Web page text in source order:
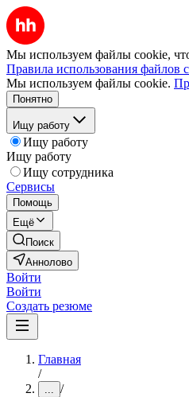
Мы используем файлы cookie,
Правила использования файлов
Мы используем файлы cookie.
Понятно
Ищу работу
Ищу работу
Ищу работу
Ищу сотрудника
Сервисы
Помощь
Ещё
Поиск
Аннолово
Войти
Войти
Создать резюме
Главная
/
... /